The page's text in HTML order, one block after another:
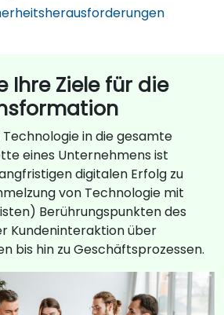
Ihre Ziele für die
in die gesamte
eines Unternehmens ist
digitalen Erfolg zu
von Technologie mit
Berührungspunkten des
Kundeninteraktion über
bis hin zu Geschäftsprozessen.